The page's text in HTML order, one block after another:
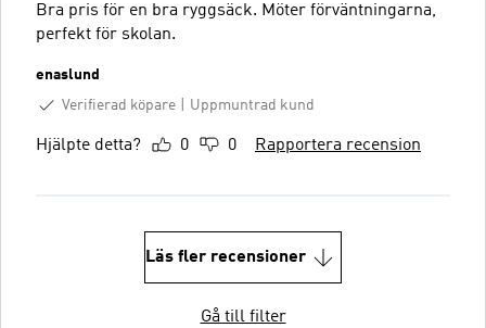
Bra pris för en bra ryggsäck. Möter förväntningarna,
perfekt för skolan.
enaslund
Verifierad köpare
Uppmuntrad kund
Hjälpte detta? 0 0 Rapportera recension
Läs fler recensioner
Gå till filter